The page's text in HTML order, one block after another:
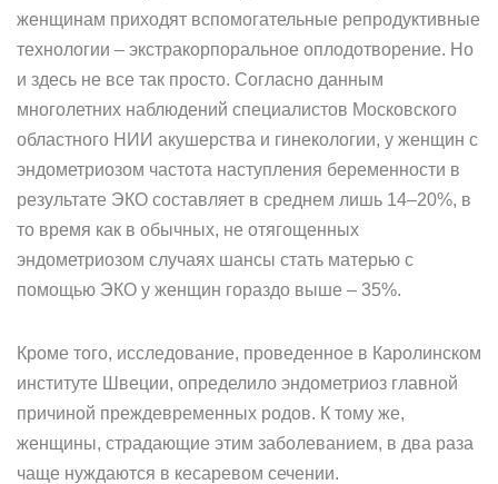
женщинам приходят вспомогательные репродуктивные
технологии – экстракорпоральное оплодотворение. Но
и здесь не все так просто. Согласно данным
многолетних наблюдений специалистов Московского
областного НИИ акушерства и гинекологии, у женщин с
эндометриозом частота наступления беременности в
результате ЭКО составляет в среднем лишь 14–20%, в
то время как в обычных, не отягощенных
эндометриозом случаях шансы стать матерью с
помощью ЭКО у женщин гораздо выше – 35%.
Кроме того, исследование, проведенное в Каролинском
институте Швеции, определило эндометриоз главной
причиной преждевременных родов. К тому же,
женщины, страдающие этим заболеванием, в два раза
чаще нуждаются в кесаревом сечении.